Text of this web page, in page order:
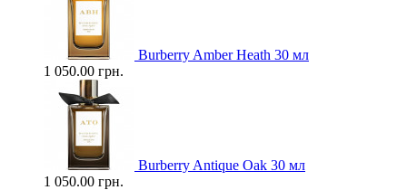
Burberry Amber Heath 30 мл
1 050.00 грн.
Burberry Antique Oak 30 мл
1 050.00 грн.